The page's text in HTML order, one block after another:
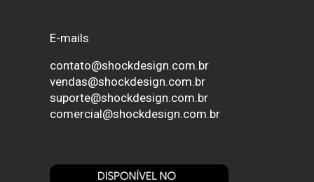
E-mails
contato@shockdesign.com.br
vendas@shockdesign.com.br
suporte@shockdesign.com.br
comercial@shockdesign.com.br